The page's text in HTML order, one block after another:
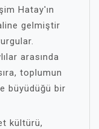
Hatay'ın
gelmiştir
arasında
toplumun
büyüdüğü bir
kültürü,